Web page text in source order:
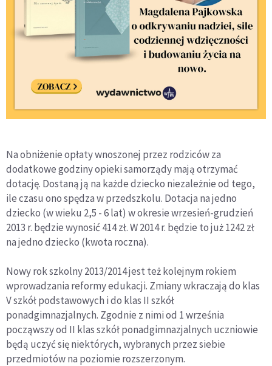
Na obniżenie opłaty wnoszonej przez rodziców za
dodatkowe godziny opieki samorządy mają otrzymać
dotację. Dostaną ją na każde dziecko niezależnie od tego,
ile czasu ono spędza w przedszkolu. Dotacja na jedno
dziecko (w wieku 2,5 - 6 lat) w okresie wrzesień-grudzień
2013 r. będzie wynosić 414 zł. W 2014 r. będzie to już 1242 zł
na jedno dziecko (kwota roczna).
Nowy rok szkolny 2013/2014 jest też kolejnym rokiem
wprowadzania reformy edukacji. Zmiany wkraczają do klas
V szkół podstawowych i do klas II szkół
ponadgimnazjalnych. Zgodnie z nimi od 1 września
począwszy od II klas szkół ponadgimnazjalnych uczniowie
będą uczyć się niektórych, wybranych przez siebie
przedmiotów na poziomie rozszerzonym.